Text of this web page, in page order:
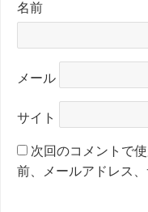
名前
メール
サイト
次回のコメントで
前、メールアドレス、